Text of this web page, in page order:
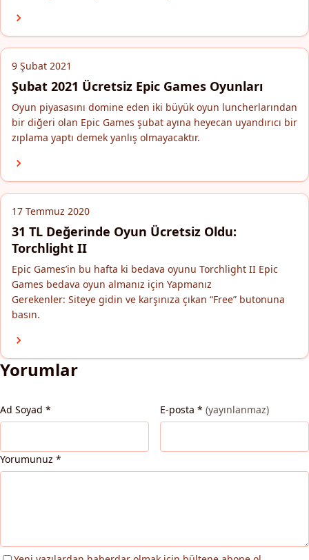
9 Şubat 2021
Şubat 2021 Ücretsiz Epic Games Oyunları
Oyun piyasasını domine eden iki büyük oyun luncherlarından
bir diğeri olan Epic Games şubat ayına heyecan uyandırıcı bir
zıplama yaptı demek yanlış olmayacaktır.
17 Temmuz 2020
31 TL Değerinde Oyun Ücretsiz Oldu:
Torchlight II
Epic Games’in bu hafta ki bedava oyunu Torchlight II Epic
Games bedava oyun almanız için Yapmanız
Gerekenler: Siteye gidin ve karşınıza çıkan “Free” butonuna
basın.
Yorumlar
Ad Soyad * E-posta * (yayınlanmaz)
Yorumunuz *